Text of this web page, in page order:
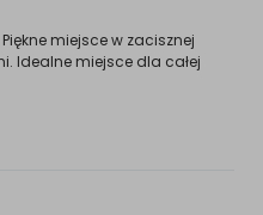
miejsce w zacisznej
Idealne miejsce dla całej